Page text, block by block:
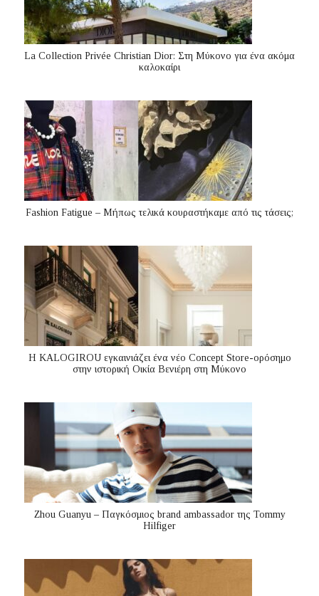
La Collection Privée Christian Dior: Στη Μύκονο για ένα ακόμα
καλοκαίρι
Fashion Fatigue – Μήπως τελικά κουραστήκαμε από τις τάσεις;
Η KALOGIROU εγκαινιάζει ένα νέο Concept Store-ορόσημο
στην ιστορική Οικία Βενιέρη στη Μύκονο
Zhou Guanyu – Παγκόσμιος brand ambassador της Tommy
Hilfiger